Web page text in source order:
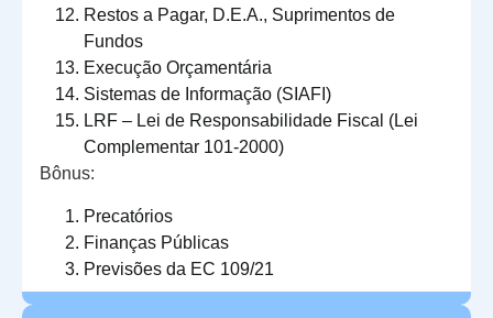
Restos a Pagar, D.E.A., Suprimentos de
Fundos
Execução Orçamentária
Sistemas de Informação (SIAFI)
LRF – Lei de Responsabilidade Fiscal (Lei
Complementar 101-2000)
Bônus:
Precatórios
Finanças Públicas
Previsões da EC 109/21